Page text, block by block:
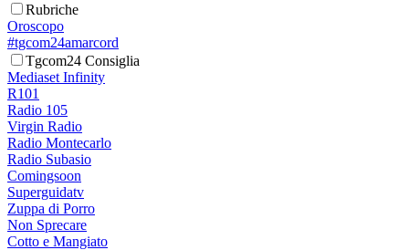
Rubriche
Oroscopo
#tgcom24amarcord
Tgcom24 Consiglia
Mediaset Infinity
R101
Radio 105
Virgin Radio
Radio Montecarlo
Radio Subasio
Comingsoon
Superguidatv
Zuppa di Porro
Non Sprecare
Cotto e Mangiato